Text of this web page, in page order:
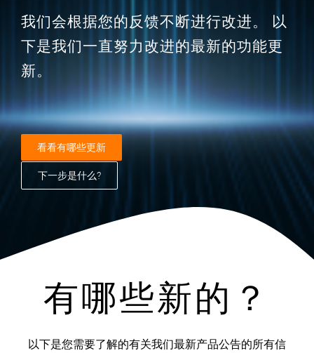
我们会根据您的反馈不断进行改进。 以
下是我们一直努力改进的最新的功能更
新。
看看有哪些更新
下一步是什么?
有哪些新的？
以下是您需要了解的有关我们最新产品公告的所有信